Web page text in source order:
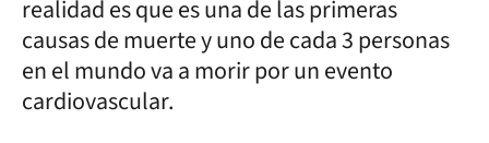
realidad es que es una de las primeras
causas de muerte y uno de cada 3 personas
en el mundo va a morir por un evento
cardiovascular.